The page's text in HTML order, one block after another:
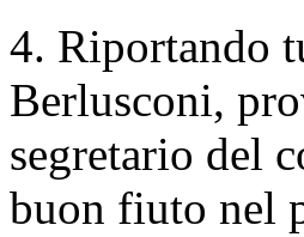
4. Riportando
Berlusconi,
segretario del
buon fiuto nel